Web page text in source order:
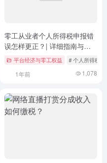
# 民法典应用
零工从业者个人所得税申报错
误怎样更正？| 详细指南与案
例分析
平台经济与零工权益 # 个人所得税
1年前 1,078